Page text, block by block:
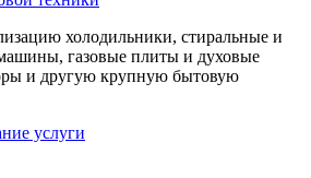
холодильники, стиральные и
газовые плиты и духовые
и другую крупную бытовую
услуги